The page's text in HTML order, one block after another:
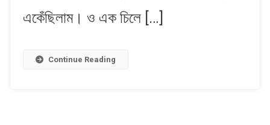
একেঁছিলাম। ও এক চিলে […]
Continue Reading